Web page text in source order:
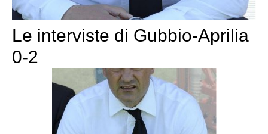
Le interviste di Gubbio-Aprilia
0-2